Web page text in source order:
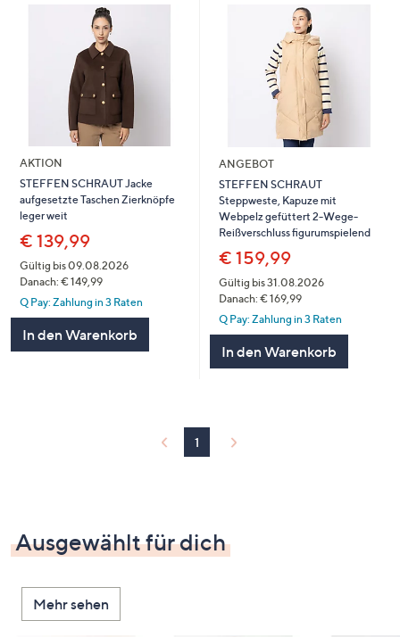
AKTION
STEFFEN SCHRAUT Jacke
aufgesetzte Taschen Zierknöpfe
leger weit
€ 139,99
Gültig bis 09.08.2026
Danach: € 149,99
Q Pay: Zahlung in 3 Raten
In den Warenkorb
ANGEBOT
STEFFEN SCHRAUT
Steppweste, Kapuze mit
Webpelz gefüttert 2-Wege-
Reißverschluss figurumspielend
€ 159,99
Gültig bis 31.08.2026
Danach: € 169,99
Q Pay: Zahlung in 3 Raten
In den Warenkorb
1
Ausgewählt für dich
Mehr sehen